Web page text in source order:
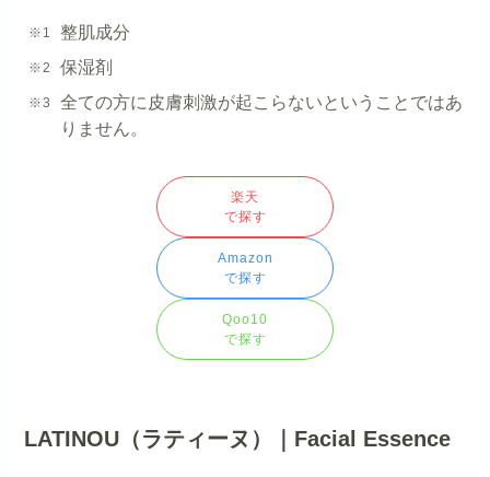
整肌成分
保湿剤
全ての方に皮膚刺激が起こらないということではあ
りません。
楽天
で探す
Amazon
で探す
Qoo10
で探す
LATINOU（ラティーヌ）｜Facial Essence